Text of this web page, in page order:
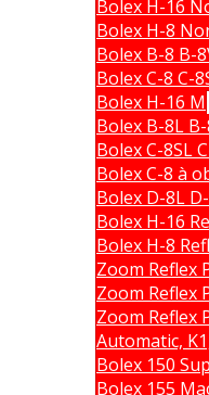
Bolex H-16
Bolex H-8
Bolex B-8 B-
Bolex C-8 C-
Bolex H-16 M
Bolex B-8L
Bolex C-8SL
Bolex C-8 à
Bolex D-8L
Bolex H-16
Bolex H-8
Zoom Reflex
Zoom Reflex
Zoom Reflex
Automatic,
Bolex 150
Bolex 155